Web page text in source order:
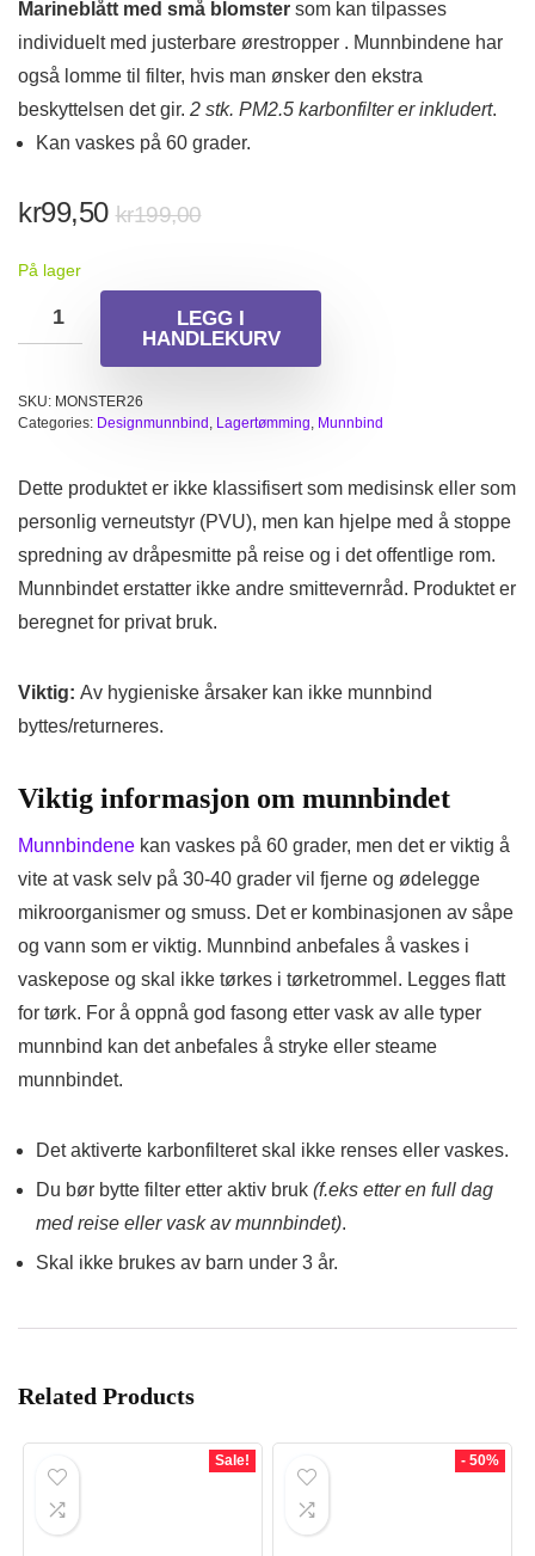
Marineblått med små blomster som kan tilpasses
individuelt med justerbare ørestropper . Munnbindene har
også lomme til filter, hvis man ønsker den ekstra
beskyttelsen det gir. 2 stk. PM2.5 karbonfilter er inkludert.
Kan vaskes på 60 grader.
kr199,00Opprinnelig
kr199,00.
kr99,50
Nåværende
kr99,50.
På lager
LEGG I
HANDLEKURV
SKU: MONSTER26
Categories: Designmunnbind , Lagertømming, Munnbind
Dette produktet er ikke klassifisert som medisinsk eller som
personlig verneutstyr (PVU), men kan hjelpe med å stoppe
spredning av dråpesmitte på reise og i det offentlige rom.
Munnbindet erstatter ikke andre smittevernråd. Produktet er
beregnet for privat bruk.
Viktig: Av hygieniske årsaker kan ikke munnbind
byttes/returneres.
Viktig informasjon om munnbindet
Munnbindene kan vaskes på 60 grader, men det er viktig å
vite at vask selv på 30-40 grader vil fjerne og ødelegge
mikroorganismer og smuss. Det er kombinasjonen av såpe
og vann som er viktig. Munnbind anbefales å vaskes i
vaskepose og skal ikke tørkes i tørketrommel. Legges flatt
for tørk. For å oppnå god fasong etter vask av alle typer
munnbind kan det anbefales å stryke eller steame
munnbindet.
Det aktiverte karbonfilteret skal ikke renses eller vaskes.
Du bør bytte filter etter aktiv bruk (f.eks etter en full dag
med reise eller vask av munnbindet).
Skal ikke brukes av barn under 3 år.
Related Products
Sale! - 50%